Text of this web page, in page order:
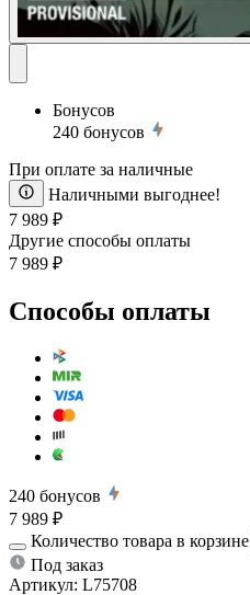
Бонусов
240 бонусов
При оплате за наличные
Наличными выгоднее!
7 989 ₽
Другие способы оплаты
7 989 ₽
Способы оплаты
240 бонусов
7 989 ₽
Количество товара в корзине
Под заказ
Артикул: L75708